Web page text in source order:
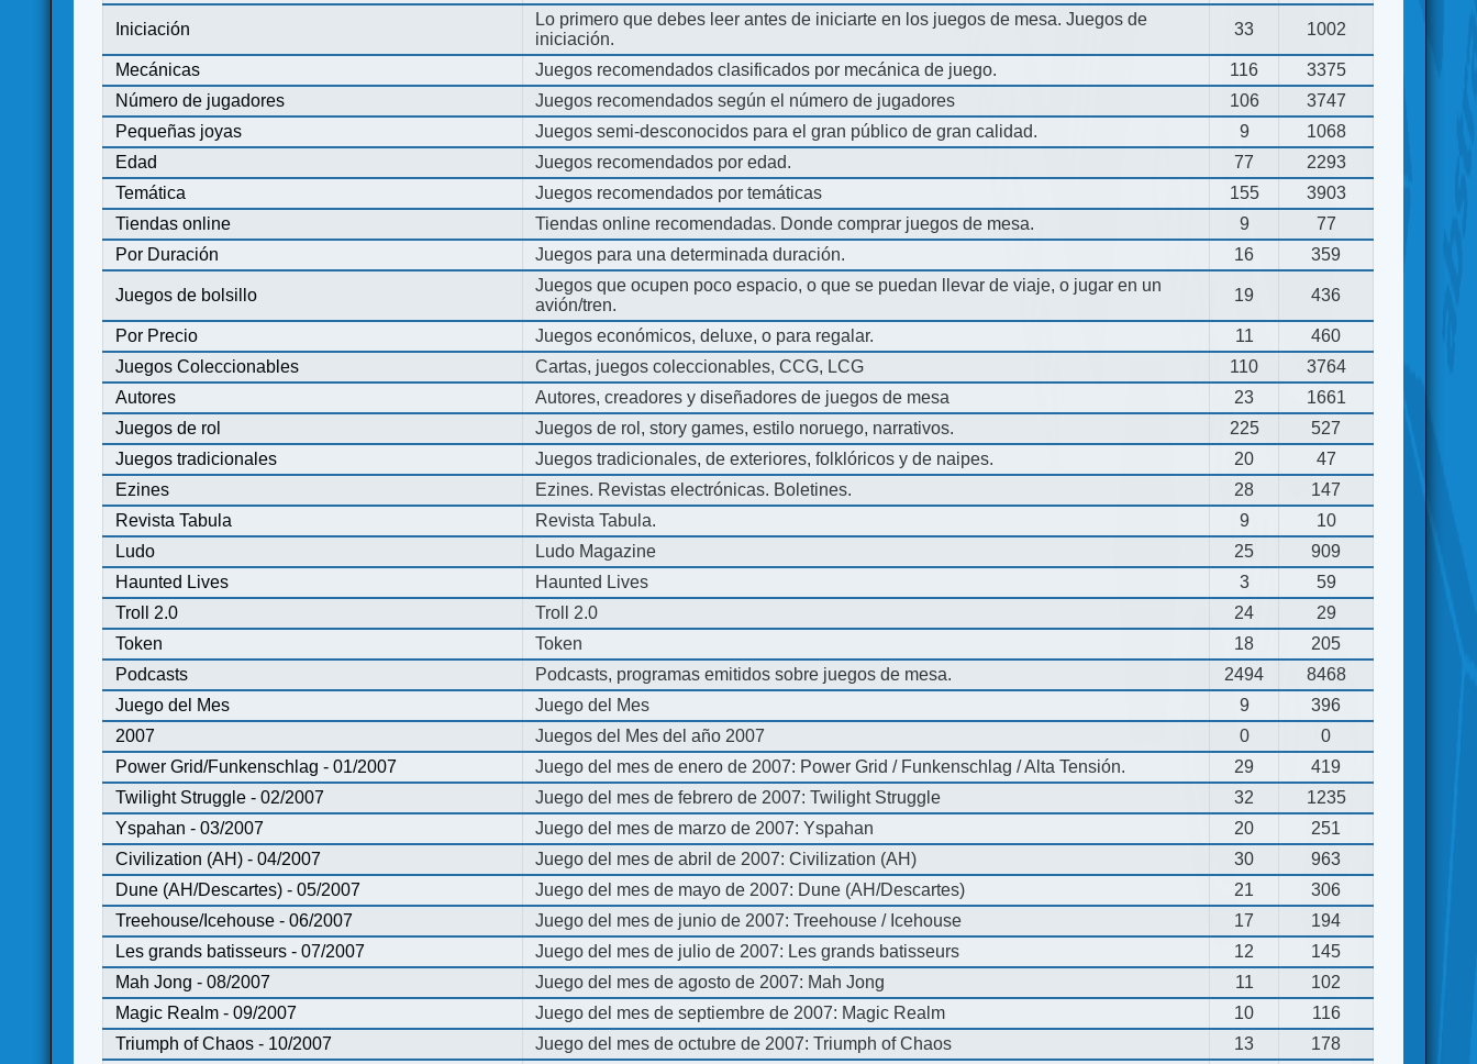
Iniciación
Lo primero que debes leer antes de iniciarte en los juegos de mesa. Juegos de
iniciación.
33 1002
Mecánicas Juegos recomendados clasificados por mecánica de juego. 116
3375
Número de jugadores
Juegos recomendados según el número de jugadores 106
3747
Pequeñas joyas
Juegos semi-desconocidos para el gran público de gran calidad. 9
1068
Edad
Juegos recomendados por edad. 77
2293
Temática
Juegos recomendados por temáticas 155
3903
Tiendas online
Tiendas online recomendadas. Donde comprar juegos de mesa. 9
77
Por Duración
Juegos para una determinada duración. 16 359
Juegos de bolsillo
Juegos que ocupen poco espacio, o que se puedan llevar de viaje, o jugar en un
avión/tren.
19 436
Por Precio Juegos económicos, deluxe, o para regalar. 11
460
Juegos Coleccionables
Cartas, juegos coleccionables, CCG, LCG 110
3764
Autores
Autores, creadores y diseñadores de juegos de mesa 23
1661
Juegos de rol
Juegos de rol, story games, estilo noruego, narrativos. 225
527
Juegos tradicionales
Juegos tradicionales, de exteriores, folklóricos y de naipes. 20
47
Ezines
Ezines. Revistas electrónicas. Boletines. 28
147
Revista Tabula
Revista Tabula. 9
10
Ludo
Ludo Magazine 25
909
Haunted Lives
Haunted Lives 3
59
Troll 2.0
Troll 2.0 24
29
Token
Token 18
205
Podcasts
Podcasts, programas emitidos sobre juegos de mesa. 2494
8468
Juego del Mes
Juego del Mes 9
396
2007
Juegos del Mes del año 2007 0
0
Power Grid/Funkenschlag - 01/2007
Juego del mes de enero de 2007: Power Grid / Funkenschlag / Alta Tensión. 29
419
Twilight Struggle - 02/2007
Juego del mes de febrero de 2007: Twilight Struggle 32
1235
Yspahan - 03/2007
Juego del mes de marzo de 2007: Yspahan 20
251
Civilization (AH) - 04/2007
Juego del mes de abril de 2007: Civilization (AH) 30
963
Dune (AH/Descartes) - 05/2007
Juego del mes de mayo de 2007: Dune (AH/Descartes) 21
306
Treehouse/Icehouse - 06/2007
Juego del mes de junio de 2007: Treehouse / Icehouse 17
194
Les grands batisseurs - 07/2007
Juego del mes de julio de 2007: Les grands batisseurs 12
145
Mah Jong - 08/2007
Juego del mes de agosto de 2007: Mah Jong 11
102
Magic Realm - 09/2007
Juego del mes de septiembre de 2007: Magic Realm 10
116
Triumph of Chaos - 10/2007
Juego del mes de octubre de 2007: Triumph of Chaos 13
178